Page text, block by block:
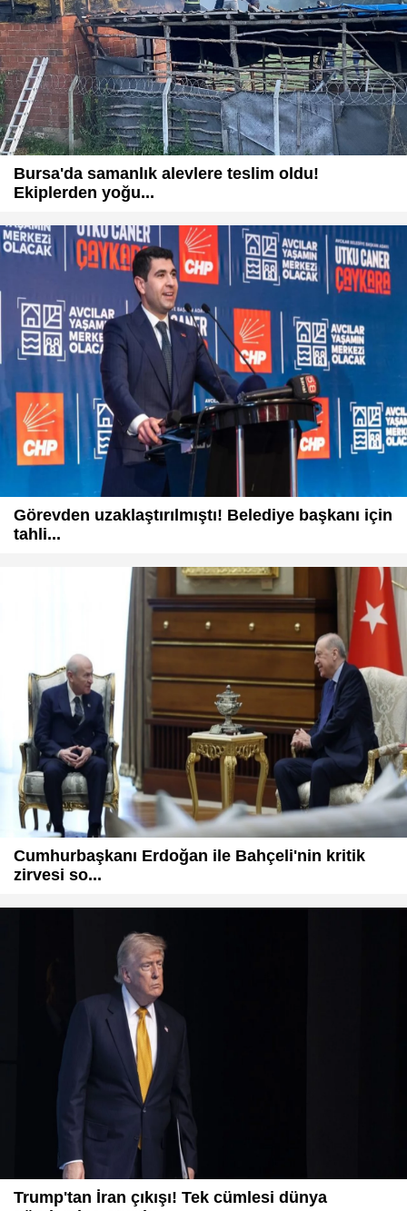
Bursa'da samanlık alevlere teslim oldu!
Ekiplerden yoğu...
Görevden uzaklaştırılmıştı! Belediye başkanı için
tahli...
Cumhurbaşkanı Erdoğan ile Bahçeli'nin kritik
zirvesi so...
Trump'tan İran çıkışı! Tek cümlesi dünya